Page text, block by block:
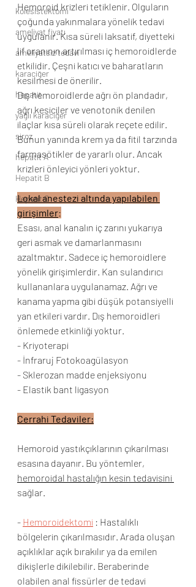
kolesistektomi
ameliyat fiyatı
ameliyatsız tedavi
karaciğer
hepatit
yağlı karaciğer
siroz
hepatit A
Hepatit B
Hepatit C
Hemoroid krizleri tetiklenir. Olguların
çoğunda yakınmalara yönelik tedavi
uygulanır. Kısa süreli laksatif, diyetteki
lif oranının artırılması iç hemoroidlerde
etkilidir. Çeşni katıcı ve baharatların
kesilmesi de önerilir.
Dış hemoroidlerde ağrı ön plandadır,
ağrı kesiciler ve venotonik denilen
ilaçlar kısa süreli olarak reçete edilir.
Bunun yanında krem ya da fitil tarzında
farmasötikler de yararlı olur. Ancak
krizleri önleyici yönleri yoktur.
Lokal anestezi altında yapılabilen
girişimler:
Esası, anal kanalın iç zarını yukarıya
geri asmak ve damarlanmasını
azaltmaktır. Sadece iç hemoroidlere
yönelik girişimlerdir. Kan sulandırıcı
kullananlara uygulanamaz. Ağrı ve
kanama yapma gibi düşük potansiyelli
yan etkileri vardır. Dış hemoroidleri
önlemede etkinliği yoktur.
- Kriyoterapi
- İnfraruj Fotokoagülasyon
- Sklerozan madde enjeksiyonu
- Elastik bant ligasyon
Cerrahi Tedaviler:
Hemoroid yastıkçıklarının çıkarılması
esasına dayanır. Bu yöntemler,
hemoroidal hastalığın kesin tedavisini
sağlar.
- Hemoroidektomi : Hastalıklı
bölgelerin çıkarılmasıdır. Arada oluşan
açıklıklar açık bırakılır ya da emilen
dikişlerle dikilebilir. Beraberinde
olabilen anal fissürler de tedavi